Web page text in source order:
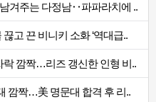
겨주는 다정남‥파파라치에 ..
고 끈 비니키 소화 ‘역대급..
락 깜짝…리즈 갱신한 인형 비..
깜짝…美 명문대 합격 후 리..